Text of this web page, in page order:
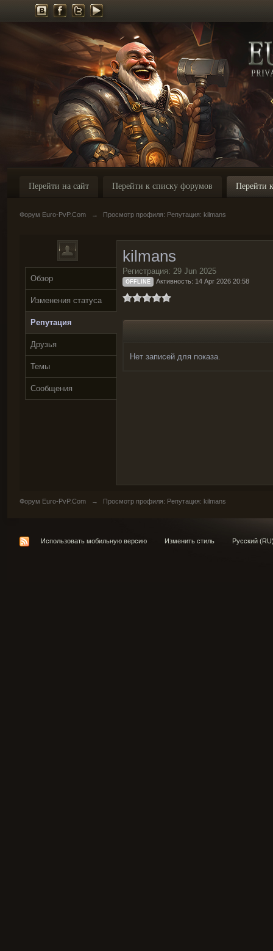
Перейти на сайт Перейти к списку форумов Перейти
Форум Euro-PvP.Com → Просмотр профиля: Репутация: kilmans
Обзор
Изменения статуса
Репутация
Друзья
Темы
Сообщения
kilmans
Регистрация: 29 Jun 2025
OFFLINE Активность: 14 Apr 2026 20:58
Нет записей для показа.
Форум Euro-PvP.Com → Просмотр профиля: Репутация: kilmans
Использовать мобильную версию Изменить стиль Русский